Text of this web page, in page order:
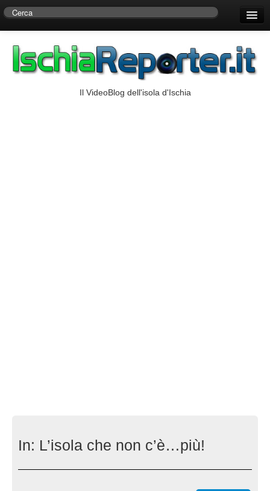
Centro di Ricerche Storiche D’Ambra
Il VideoBlog dell'isola d'Ischia
In: L’isola che non c’è…più!